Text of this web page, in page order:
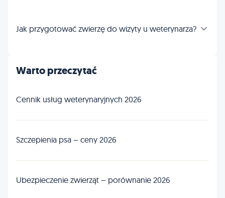
Jak przygotować zwierzę do wizyty u weterynarza?
Warto przeczytać
Cennik usług weterynaryjnych 2026
Szczepienia psa – ceny 2026
Ubezpieczenie zwierząt – porównanie 2026